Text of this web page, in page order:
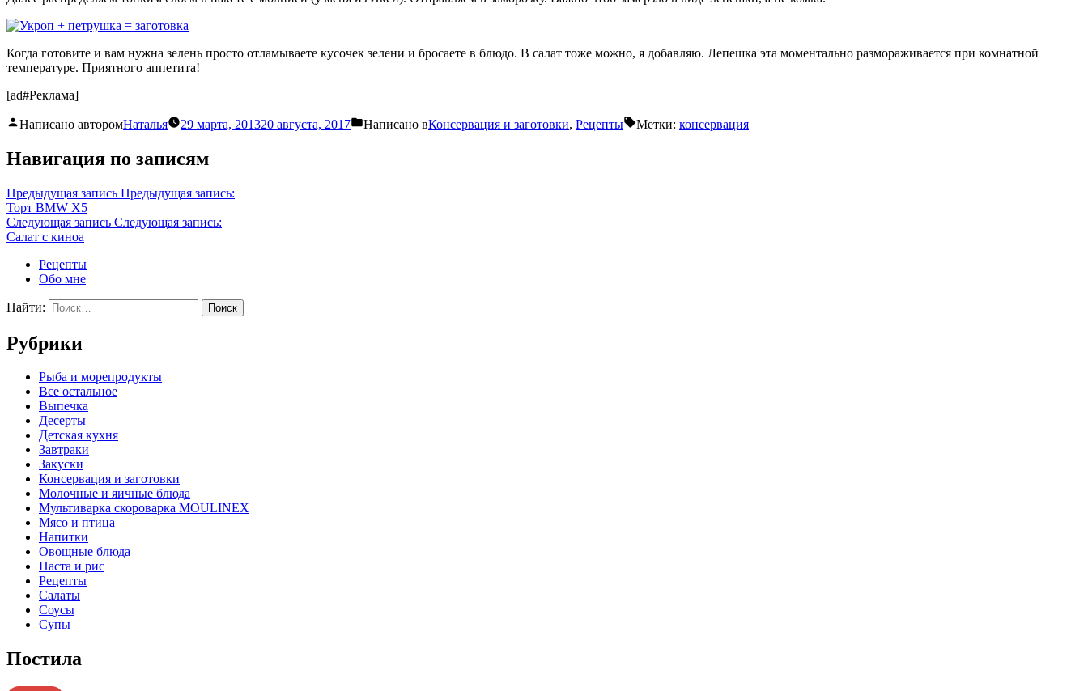
Когда готовите и вам нужна зелень просто отламываете кусочек зелени и бросаете в блюдо. В салат тоже можно, я добавляю. Лепешка эта моментально размораживается при комнатной
температуре. Приятного аппетита!
[ad#Реклама]
Написано авторомНаталья 29 марта, 201320 августа, 2017 Написано вКонсервация и заготовки, Рецепты Метки: консервация
Навигация по записям
Предыдущая запись Предыдущая запись:
Торт BMW X5
Следующая запись Следующая запись:
Салат с киноа
Рецепты
Обо мне
Найти:
Рубрики
Pыба и морепродукты
Все остальное
Выпечка
Десерты
Детская кухня
Завтраки
Закуски
Консервация и заготовки
Молочные и яичные блюда
Мультиварка скороварка MOULINEX
Мясо и птица
Напитки
Овощные блюда
Паста и рис
Рецепты
Салаты
Соусы
Супы
Постила